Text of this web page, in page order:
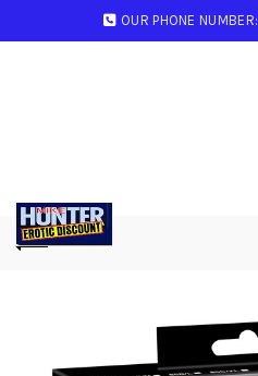
OUR PHONE NUMBER: